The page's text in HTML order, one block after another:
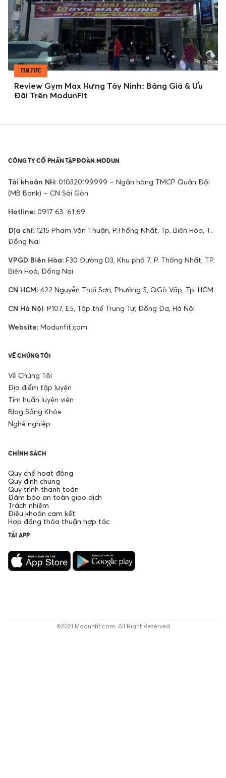
TIN TỨC
Review Gym Max Hưng Tây Ninh: Bảng Giá & Ưu
Đãi Trên ModunFit
CÔNG TY CỔ PHẦN TẬP ĐOÀN MODUN
Tài khoản NH: 010320199999 – Ngân hàng TMCP Quân Đội
(MB Bank) – CN Sài Gòn
Hotline: 0917 63 61 69
Địa chỉ: 1215 Phạm Văn Thuận, P.Thống Nhất, Tp. Biên Hòa, T.
Đồng Nai
VPGD Biên Hòa: F30 Đường D3, Khu phố 7, P. Thống Nhất, TP.
Biên Hoà, Đồng Nai
CN HCM: 422 Nguyễn Thái Sơn, Phường 5, Q.Gò Vấp, Tp. HCM
CN Hà Nội: P107, E5, Tập thể Trung Tự, Đống Đa, Hà Nội
Website: Modunfit.com
VỀ CHÚNG TÔI
Về Chúng Tôi
Địa điểm tập luyện
Tìm huấn luyện viên
Blog Sống Khỏe
Nghề nghiệp
CHÍNH SÁCH
Quy chế hoạt động
Quy định chung
Quy trình thanh toán
Đảm bảo an toàn giao dịch
Trách nhiệm
Điều khoản cam kết
Hợp đồng thỏa thuận hợp tác
TẢI APP
©2021 Modunfit.com. All Right Reserved